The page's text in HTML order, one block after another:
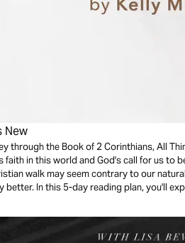
New
Book of 2 Corinthians, All Things New explores Paul's theology of
faith in this world and God's call for us to
walk may seem contrary to our
better. In this 5-day reading plan, you'll
the purpose of suffering and God's